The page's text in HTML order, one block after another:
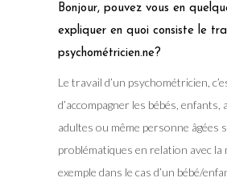
Bonjour, pouvez vous en
expliquer en quoi consiste le
psychométricien.ne?
Le travail d’un psychométricien,
d’accompagner les bébés, enfants,
adultes ou même personne âgées
problématiques en relation avec la
exemple dans le cas d’un bébé/